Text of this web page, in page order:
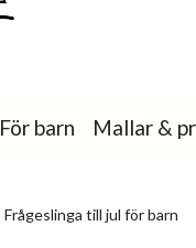
För barn Mallar &
Frågeslinga till jul för barn